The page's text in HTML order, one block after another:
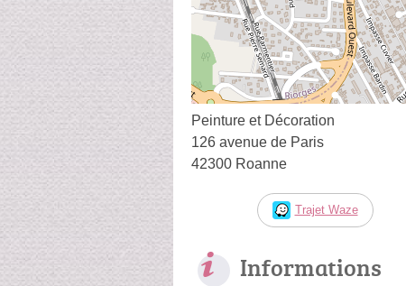
Peinture et Décoration
126 avenue de Paris
42300 Roanne
Trajet Waze
Informations